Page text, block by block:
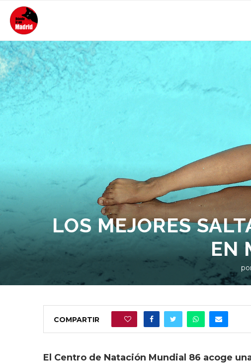
PORTADA ACTUALIDAD
DE NOCHE
LOS MEJORES
EN
COMPARTIR
El Centro de Natación Mundial 86 acoge